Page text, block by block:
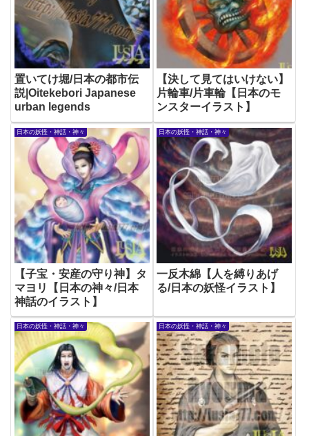
置いてけ堀/日本の都市伝
説|Oitekebori Japanese
urban legends
【決して見てはいけない】
片輪車/片車輪【日本のモ
ンスターイラスト】
日本の妖怪・神話・神々
【子宝・安産の守り神】タ
マヨリ【日本の神々/日本
神話のイラスト】
日本の妖怪・神話・神々
一反木綿【人を縛りあげ
る/日本の妖怪イラスト】
日本の妖怪・神話・神々 日本の妖怪・神話・神々